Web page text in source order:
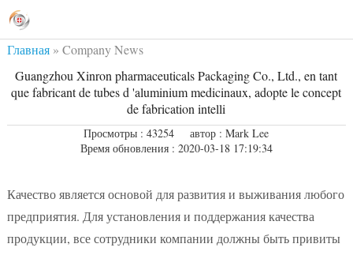
Главная» Company News
Guangzhou Xinron pharmaceuticals Packaging Co., Ltd., en tant
que fabricant de tubes d 'aluminium medicinaux, adopte le concept
de fabrication intelli
Просмотры : 43254
автор : Mark Lee
Время обновления : 2020-03-18 17:19:34
Качество является основой для развития и выживания любого
предприятия. Для установления и поддержания качества
продукции, все сотрудники компании должны быть привиты